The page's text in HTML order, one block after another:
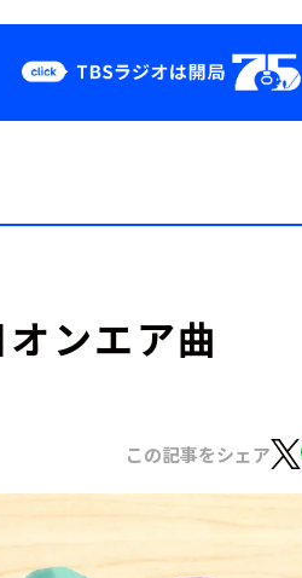
YouTube
ンエア曲
この記事をシェア